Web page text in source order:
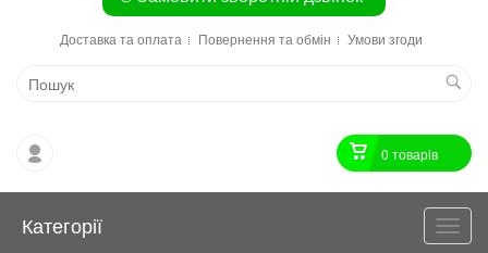
Доставка та оплата Повернення та обмін Умови згоди
0 товарiв
Категорії